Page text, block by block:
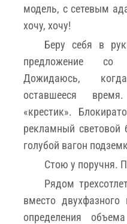
модель, с сетевым
хочу, хочу!
Беру себя в
предложение со
Дожидаюсь,
оставшееся
«крестик».
рекламный
голубой вагон
Стою у поручня.
Рядом
вместо
определения